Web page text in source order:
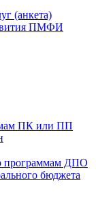
(анкета)
ПМФИ
ПК или ПП
программам ДПО
бюджета